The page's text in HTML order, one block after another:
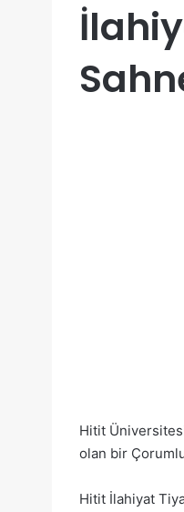
Hitit
olan bir
Hitit İlahiyat